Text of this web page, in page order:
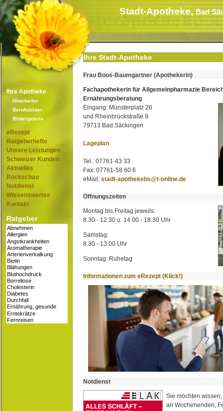
Stadt-Apotheke,Bad
Ihre Apotheke
Mitarbeiter
Berufsbilder
Bildergalerie
eRezept
Ratgeberhefte
Unsere Leistungen
Schweizer Kunden
Aktuelles
Rückschau
Notdienst
Wissenswertes
Kontakt
Ratgeber
Ihre Stadt-Apotheke
Frau Boos-Baumgartner (Apothekerin)
Fachapothekerin für Allgemeinpharmazie
Ernährungsberatung
Eingang: Münsterplatz 26
und Rheinbrückstraße 9
79713 Bad Säckingen
Lageplan
Tel.: 07761-43 33
Fax: 07761-58 60 6
eMail: stadt-apothekebs@t-online.de
Öffnungszeiten
Montag bis Freitag jeweils:
8.30 - 12.30 u. 14.00 - 18.30 Uhr
Samstag:
8.30 - 13.00 Uhr
Sonntag: Ruhetag
Informationen zum eRezept (Klick!)
Notdienst
Sie möchten
an Wochenenden,